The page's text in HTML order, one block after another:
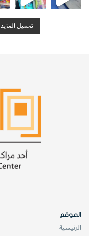
تحميل المزيد
الموقع
الرئيسية